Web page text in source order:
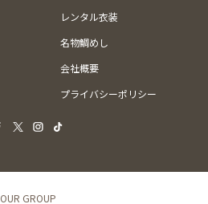
レンタル衣装
名物鯛めし
会社概要
プライバシーポリシー
OUR GROUP